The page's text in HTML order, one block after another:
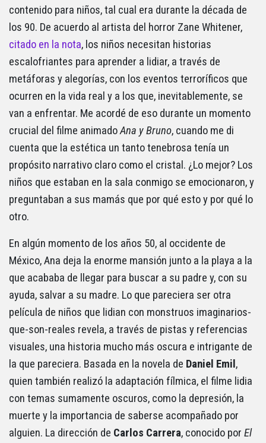
contenido para niños, tal cual era durante la década de
los 90. De acuerdo al artista del horror Zane Whitener,
citado en la nota, los niños necesitan historias
escalofriantes para aprender a lidiar, a través de
metáforas y alegorías, con los eventos terroríficos que
ocurren en la vida real y a los que, inevitablemente, se
van a enfrentar. Me acordé de eso durante un momento
crucial del filme animadoAna y Bruno, cuando me di
cuenta que la estética un tanto tenebrosa tenía un
propósito narrativo claro como el cristal. ¿Lo mejor? Los
niños que estaban en la sala conmigo se emocionaron, y
preguntaban a sus mamás que por qué esto y por qué lo
otro.
En algún momento de los años 50, al occidente de
México, Ana deja la enorme mansión junto a la playa a la
que acababa de llegar para buscar a su padre y, con su
ayuda, salvar a su madre. Lo que pareciera ser otra
película de niños que lidian con monstruos imaginarios-
que-son-reales revela, a través de pistas y referencias
visuales, una historia mucho más oscura e intrigante de
la que pareciera. Basada en la novela de Daniel Emil ,
quien también realizó la adaptación fílmica, el filme lidia
con temas sumamente oscuros, como la depresión, la
muerte y la importancia de saberse acompañado por
alguien. La dirección de Carlos Carrera, conocido por El